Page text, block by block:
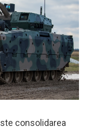
consolidarea